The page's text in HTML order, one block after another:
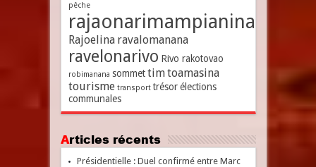
pêche
rajaonarimampianina
Rajoelina ravalomanana
ravelonarivo Rivo rakotovao
robimanana sommet timtoamasina
tourisme transport trésor élections
communales
Articles récents
Présidentielle : Duel confirmé entre Marc